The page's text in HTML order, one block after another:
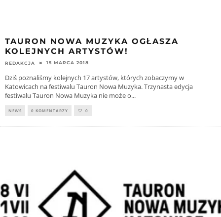
TAURON NOWA MUZYKA OGŁASZA
KOLEJNYCH ARTYSTÓW!
REDAKCJA 15 MARCA 2018
Dziś poznaliśmy kolejnych 17 artystów, których zobaczymy w
Katowicach na festiwalu Tauron Nowa Muzyka. Trzynasta edycja
festiwalu Tauron Nowa Muzyka nie może o...
NEWS 0 KOMENTARZY 0